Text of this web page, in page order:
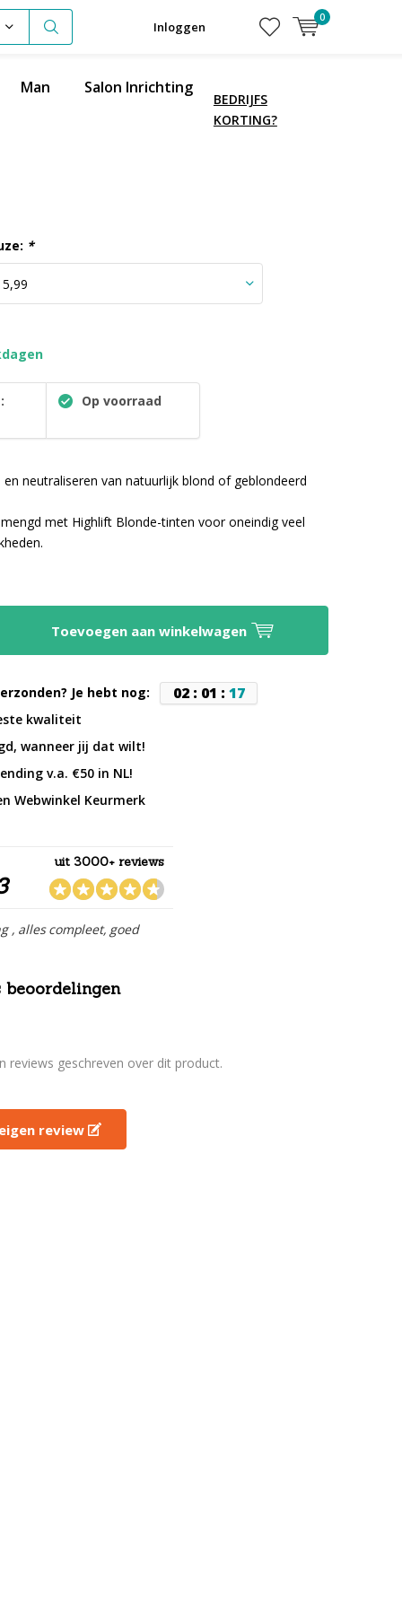
Inloggen
0
Man Salon Inrichting
BEDRIJFS
KORTING?
*
Op voorraad
neutraliseren van natuurlijk blond of geblondeerd
met Highlift Blonde-tinten voor oneindig veel
Toevoegen aan winkelwagen
Je hebt nog: 02: 01 : 16
kwaliteit
wanneer jij dat wilt!
v.a. €50 in NL!
Webwinkel Keurmerk
uit 3000+ reviews
, alles compleet, goed
beoordelingen
reviews geschreven over dit product.
review